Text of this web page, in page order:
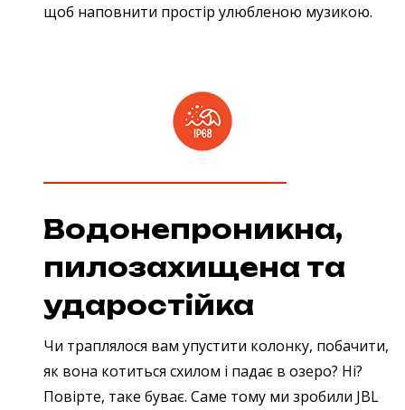
щоб наповнити простір улюбленою музикою.
Водонепроникна,
пилозахищена та
ударостійка
Чи траплялося вам упустити колонку, побачити,
як вона котиться схилом і падає в озеро? Ні?
Повірте, таке буває. Саме тому ми зробили JBL